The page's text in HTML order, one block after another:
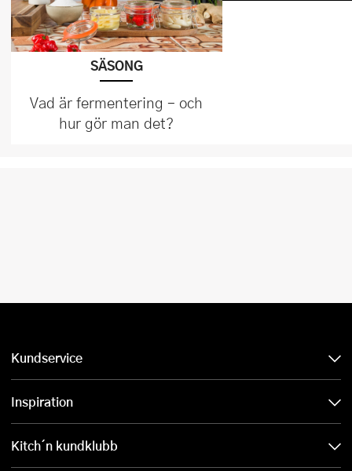
SÄSONG
Vad är fermentering – och
hur gör man det?
Kundservice
Inspiration
Kitch´n kundklubb